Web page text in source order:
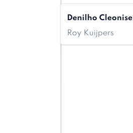
Denilho Cleonise
Roy Kuijpers